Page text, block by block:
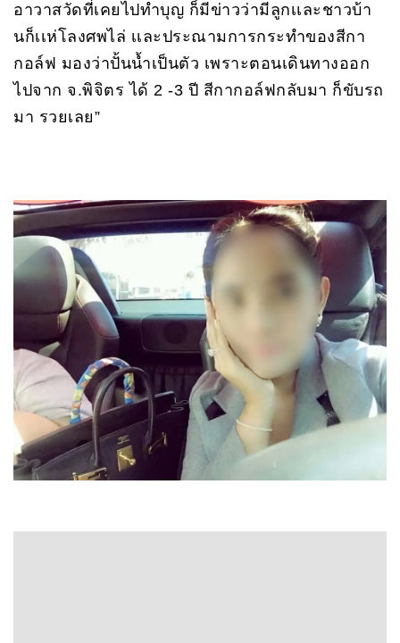
อาวาสวัดที่เคยไปทำบุญ ก็มีข่าวว่ามีลูกเเละชาวบ้า
นก็เเห่โลงศพไล่ เเละประณามการกระทำของสีกา
กอล์ฟ มองว่าปั้นน้ำเป็นตัว เพราะตอนเดินทางออก
ไปจาก จ.พิจิตร ได้ 2 -3 ปี สีกากอล์ฟกลับมา ก็ขับรถ
มา รวยเลย”